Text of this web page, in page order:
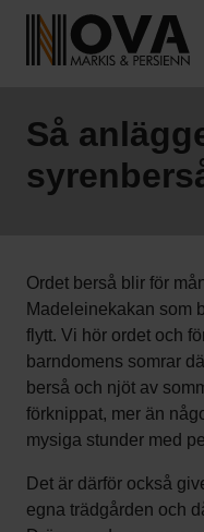
Så
Ordet berså blir för
Madeleinekakan som
flytt. Vi hör ordet och
barndomens somrar
berså och njöt av
förknippat, mer än
mysiga stunder med
Det är därför också
egna trädgården och